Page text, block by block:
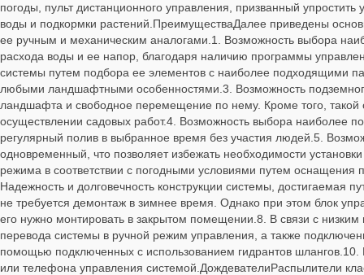
погоды, пульт дистанционного управления, призванный
воды и подкормки растений.ПреимуществаДалее приведены
ее ручным и механическим аналогами.1. Возможность выбора
расхода воды и ее напор, благодаря наличию программы
системы путем подбора ее элементов с наиболее подходящими
любыми ландшафтными особенностями.3. Возможность
ландшафта и свободное перемещение по нему. Кроме того,
осуществлении садовых работ.4. Возможность выбора наиболее
регулярный полив в выбранное время без участия людей.5.
одновременный, что позволяет избежать необходимости
режима в соответствии с погодными условиями путем
Надежность и долговечность конструкции системы,
не требуется демонтаж в зимнее время. Однако при этом блок
его нужно монтировать в закрытом помещении.8. В связи с
перевода системы в ручной режим управления, а также
помощью подключенных с использованием гидрантов шлангов.10.
или телефона управления системой.ДождевателиРаспылители